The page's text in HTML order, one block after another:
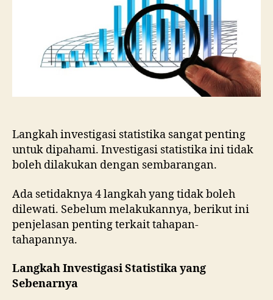
Langkah investigasi statistika sangat penting
untuk dipahami. Investigasi statistika ini tidak
boleh dilakukan dengan sembarangan.
Ada setidaknya 4 langkah yang tidak boleh
dilewati. Sebelum melakukannya, berikut ini
penjelasan penting terkait tahapan-
tahapannya.
Langkah Investigasi Statistika yang
Sebenarnya